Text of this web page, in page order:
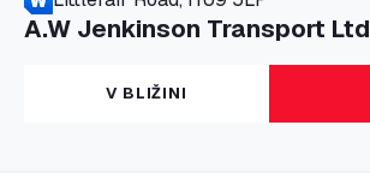
A.W Jenkinson Transport Ltd
Progress House, ME11 5GA
A+G Nettetal - Depot Parking
Am Panneschopp 7, 41334
V BLIŽINI